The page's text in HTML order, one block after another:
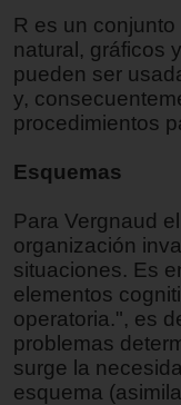
R es un
natural, gráficos
pueden ser
y,
procedimientos
Esquemas
Para Vergnaud
organización
situaciones. Es
elementos
operatoria.", es
problemas
surge la
esquema